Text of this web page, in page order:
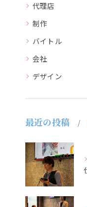
代理店
制作
バイトル
会社
デザイン
最近の投稿